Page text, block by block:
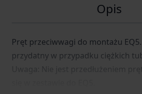
Opis
Pręt przeciwwagi do montażu
przydatny w przypadku ciężkich